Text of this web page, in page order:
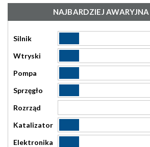
NAJBARDZIEJ AWARYJNA
Silnik
Wtryski
Pompa
Sprzęgło
Rozrząd
Katalizator
Elektronika